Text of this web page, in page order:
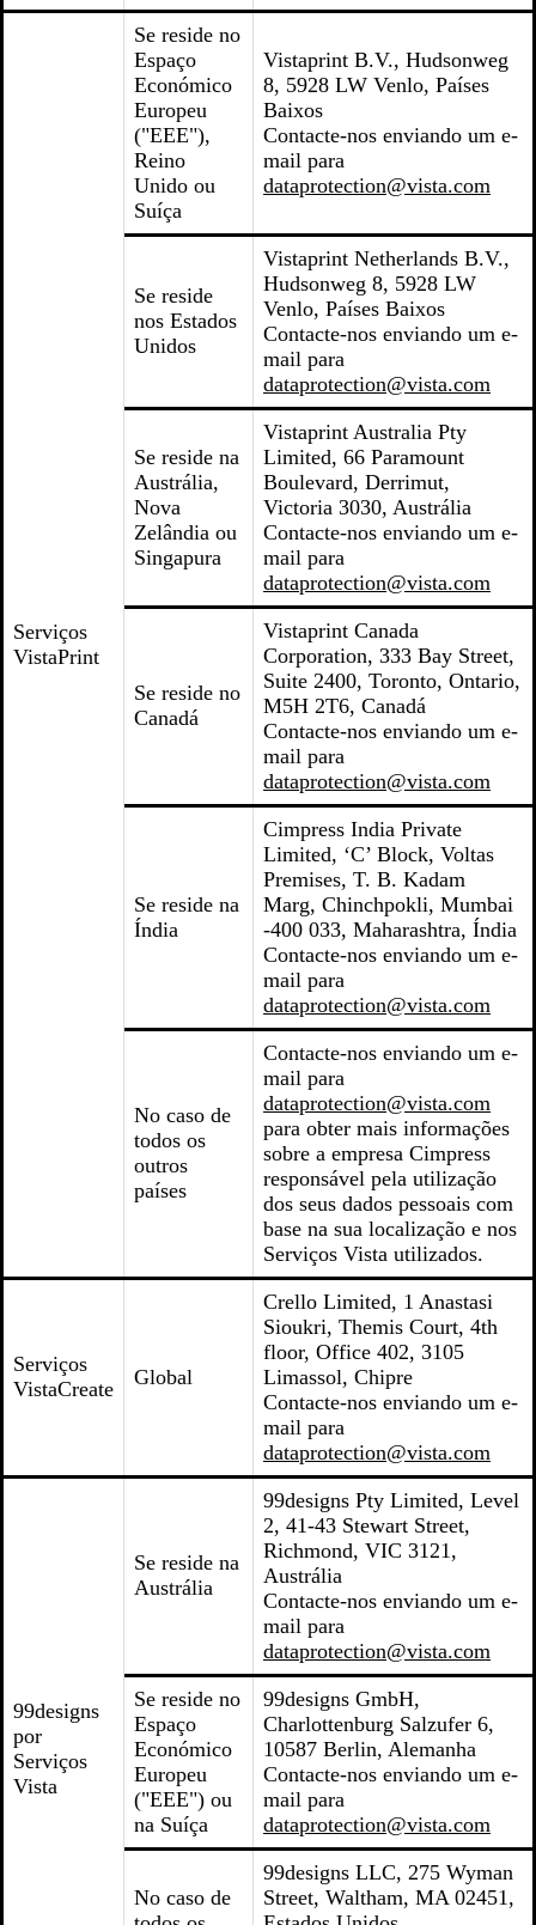
Serviços
VistaPrint
Se reside no
Espaço
Económico
Europeu
("EEE"),
Reino
Unido ou
Suíça
Vistaprint B.V., Hudsonweg
8, 5928 LW Venlo, Países
Baixos
Contacte-nos enviando um e-
mail para
dataprotection@vista.com
Se reside
nos Estados
Unidos
Vistaprint Netherlands B.V.,
Hudsonweg 8, 5928 LW
Venlo, Países Baixos
Contacte-nos enviando um e-
mail para
dataprotection@vista.com
Se reside na
Austrália,
Nova
Zelândia ou
Singapura
Vistaprint Australia Pty
Limited, 66 Paramount
Boulevard, Derrimut,
Victoria 3030, Austrália
Contacte-nos enviando um e-
mail para
dataprotection@vista.com
Se reside no
Canadá
Vistaprint Canada
Corporation, 333 Bay Street,
Suite 2400, Toronto, Ontario,
M5H 2T6, Canadá
Contacte-nos enviando um e-
mail para
dataprotection@vista.com
Se reside na
Índia
Cimpress India Private
Limited, ‘C’ Block, Voltas
Premises, T. B. Kadam
Marg, Chinchpokli, Mumbai
-400 033, Maharashtra, Índia
Contacte-nos enviando um e-
mail para
dataprotection@vista.com
No caso de
todos os
outros
países
Contacte-nos enviando um e-
mail para
dataprotection@vista.com
para obter mais informações
sobre a empresa Cimpress
responsável pela utilização
dos seus dados pessoais com
base na sua localização e nos
Serviços Vista utilizados.
Serviços
VistaCreate
Global
Crello Limited, 1 Anastasi
Sioukri, Themis Court, 4th
floor, Office 402, 3105
Limassol, Chipre
Contacte-nos enviando um e-
mail para
dataprotection@vista.com
99designs
por
Serviços
Vista
Se reside na
Austrália
99designs Pty Limited, Level
2, 41-43 Stewart Street,
Richmond, VIC 3121,
Austrália
Contacte-nos enviando um e-
mail para
dataprotection@vista.com
Se reside no
Espaço
Económico
Europeu
("EEE") ou
na Suíça
99designs GmbH,
Charlottenburg Salzufer 6,
10587 Berlin, Alemanha
Contacte-nos enviando um e-
mail para
dataprotection@vista.com
No caso de
99designs LLC, 275 Wyman
Street, Waltham, MA 02451,